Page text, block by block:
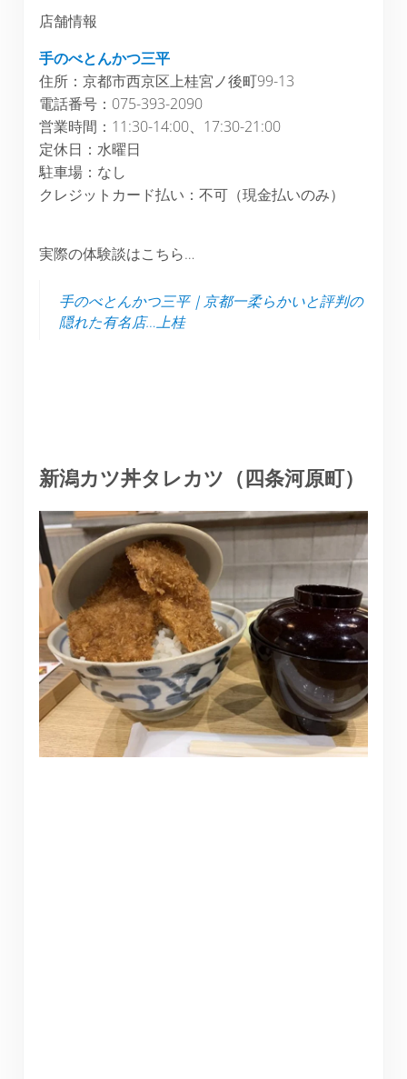
店舗情報
手のべとんかつ三平
住所：京都市西京区上桂宮ノ後町99-13
電話番号：075-393-2090
営業時間：11:30-14:00、17:30-21:00
定休日：水曜日
駐車場：なし
クレジットカード払い：不可（現金払いのみ）
実際の体験談はこちら…
手のべとんかつ三平｜京都一柔らかいと評判の
隠れた有名店…上桂
新潟カツ丼タレカツ（四条河原町）